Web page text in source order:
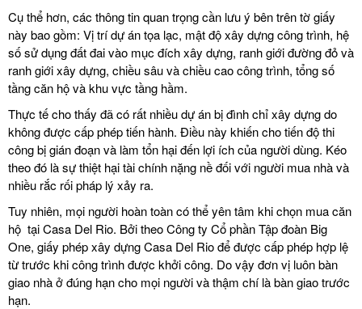
Cụ thể hơn, các thông tin quan trọng cần lưu ý bên trên tờ giấy
này bao gồm: Vị trí dự án tọa lạc, mật độ xây dựng công trình, hệ
số sử dụng đất đai vào mục đích xây dựng, ranh giới đường đỏ và
ranh giới xây dựng, chiều sâu và chiều cao công trình, tổng số
tầng căn hộ và khu vực tầng hầm.
Thực tế cho thấy đã có rất nhiều dự án bị đình chỉ xây dựng do
không được cấp phép tiến hành. Điều này khiến cho tiến độ thi
công bị gián đoạn và làm tổn hại đến lợi ích của người dùng. Kéo
theo đó là sự thiệt hại tài chính nặng nề đối với người mua nhà và
nhiều rắc rối pháp lý xảy ra.
Tuy nhiên, mọi người hoàn toàn có thể yên tâm khi chọn mua căn
hộ tại Casa Del Rio. Bởi theo Công ty Cổ phần Tập đoàn Big
One, giấy phép xây dựng Casa Del Rio để được cấp phép hợp lệ
từ trước khi công trình được khởi công. Do vậy đơn vị luôn bàn
giao nhà ở đúng hạn cho mọi người và thậm chí là bàn giao trước
hạn.